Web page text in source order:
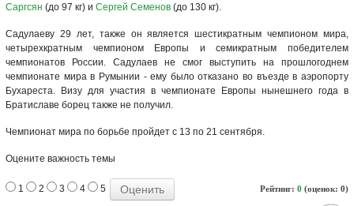
Саргсян (до 97 кг) и Сергей Семенов (до 130 кг).
Садулаеву 29 лет, также он является шестикратным чемпионом мира,
четырехкратным чемпионом Европы и семикратным победителем
чемпионатов России. Садулаев не смог выступить на прошлогоднем
чемпионате мира в Румынии - ему было отказано во въезде в аэропорту
Бухареста. Визу для участия в чемпионате Европы нынешнего года в
Братиславе борец также не получил.
Чемпионат мира по борьбе пройдет с 13 по 21 сентября.
Оцените важность темы
Рейтинг: 0 (оценок: 0)
1 2 3 4 5